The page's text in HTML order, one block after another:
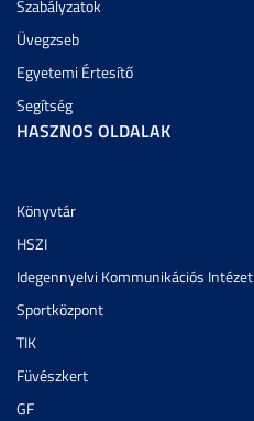
Szabályzatok
Üvegzseb
Egyetemi Értesítő
Segítség
HASZNOS OLDALAK
Könyvtár
HSZI
Idegennyelvi Kommunikációs Intézet
Sportközpont
TIK
Füvészkert
GF